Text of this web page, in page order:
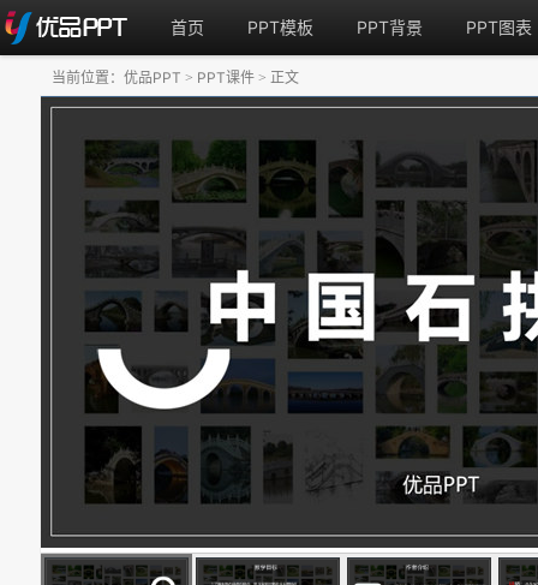
首页 PPT模板 PPT背景 PPT图表
当前位置： 优品PPT > PPT课件 > 正文